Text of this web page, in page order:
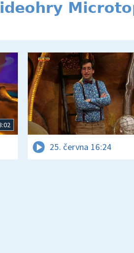
25. června 16:24